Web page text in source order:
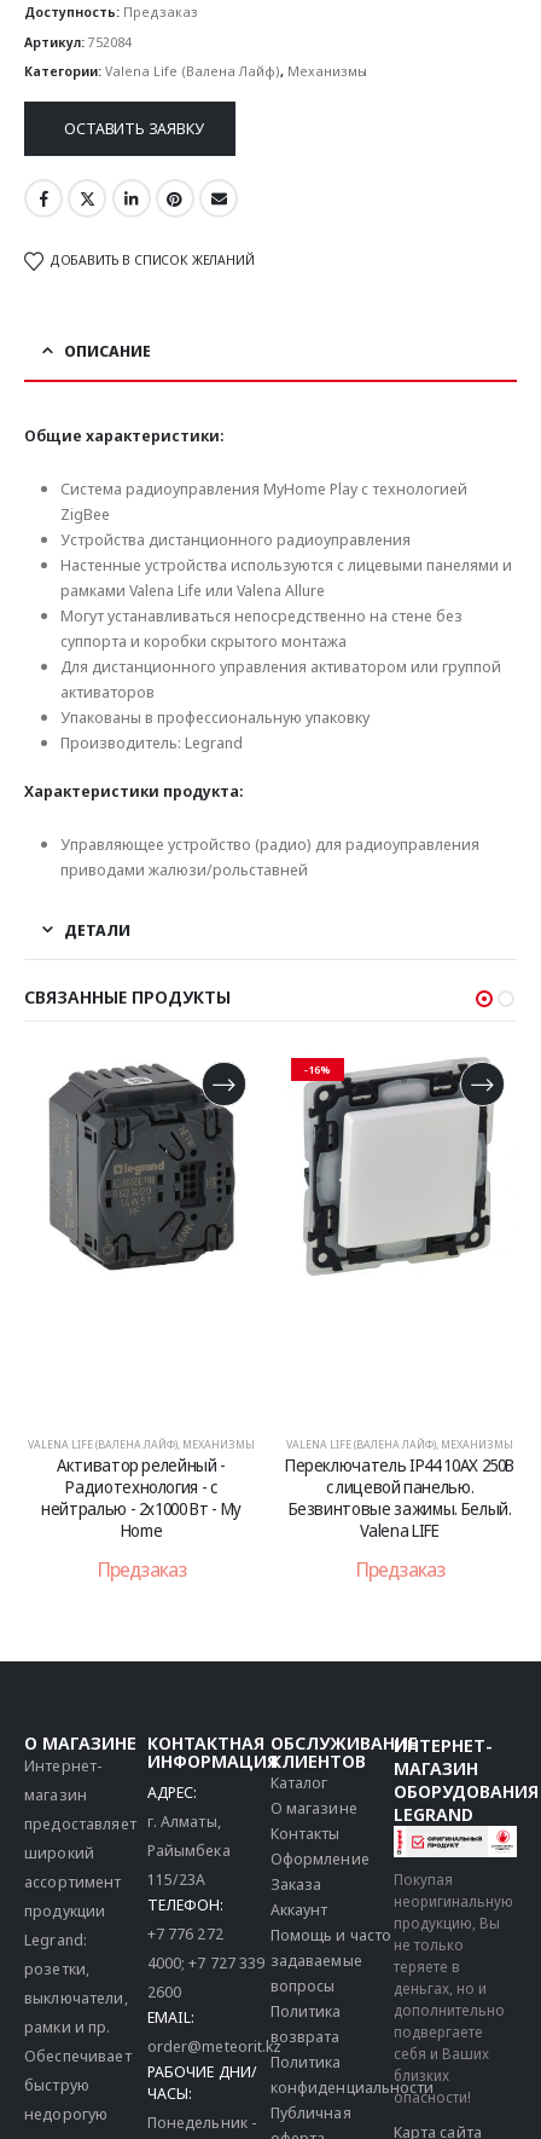
Доступность: Предзаказ
Артикул: 752084
Категории: Valena Life (Валена Лайф), Механизмы
ОСТАВИТЬ ЗАЯВКУ
ДОБАВИТЬ В СПИСОК ЖЕЛАНИЙ
ОПИСАНИЕ
Общие характеристики:
Система радиоуправления MyHome Play c технологией
ZigBee
Устройства дистанционного радиоуправления
Настенные устройства используются с лицевыми панелями и
рамками Valena Life или Valena Allure
Могут устанавливаться непосредственно на стене без
суппорта и коробки скрытого монтажа
Для дистанционного управления активатором или группой
активаторов
Упакованы в профессиональную упаковку
Производитель: Legrand
Характеристики продукта:
Управляющее устройство (радио) для радиоуправления
приводами жалюзи/рольставней
ДЕТАЛИ
СВЯЗАННЫЕ ПРОДУКТЫ
VALENA LIFE (ВАЛЕНА ЛАЙФ), МЕХАНИЗМЫ
Активатор релейный -
Радиотехнология - с
нейтралью - 2х1000 Вт - My
Home
Предзаказ
-16%
VALENA LIFE (ВАЛЕНА ЛАЙФ), МЕХАНИЗМЫ
Переключатель IP44 10АХ 250В
с лицевой панелью.
Безвинтовые зажимы. Белый.
Valena LIFE
Предзаказ
О МАГАЗИНЕ
Интернет-
магазин
предоставляет
широкий
ассортимент
продукции
Legrand:
розетки,
выключатели,
рамки и пр.
Обеспечивает
быструю
недорогую
КОНТАКТНАЯ
ИНФОРМАЦИЯ
АДРЕС:
г. Алматы,
Райымбека
115/23A
ТЕЛЕФОН:
+7 776 272
4000;+7 727 339
2600
EMAIL:
order@meteorit.kz
РАБОЧИЕ ДНИ/
ЧАСЫ:
Понедельник -
ОБСЛУЖИВАНИЕ
КЛИЕНТОВ
Каталог
О магазине
Контакты
Оформление
Заказа
Аккаунт
Помощь и часто
задаваемые
вопросы
Политика
возврата
Политика
конфиденциальности
Публичная
ИНТЕРНЕТ-
МАГАЗИН
ОБОРУДОВАНИЯ
LEGRAND
Покупая
неоригинальную
продукцию, Вы
не только
теряете в
деньгах, но и
дополнительно
подвергаете
себя и Ваших
близких
опасности!
Карта сайта